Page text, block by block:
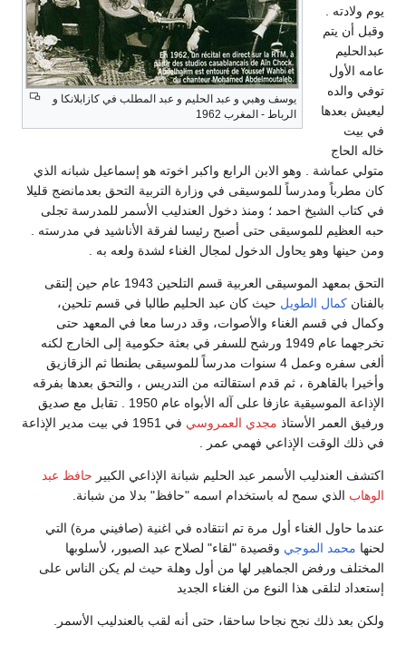
يوسف وهبي و عبد الحليم و عبد المطلب في كازابلانكا و
الرباط - المغرب 1962
يوم ولادته .
وقبل أن يتم
عبدالحليم
عامه الأول
توفي والده
ليعيش بعدها
في بيت
خاله الحاج
متولي عماشة . وهو الابن الرابع واكبر اخوته هو إسماعيل شبانه الذي
كان مطرباً ومدرساً للموسيقى في وزارة التربية التحق بعدمانضج قليلا
في كتاب الشيخ احمد ؛ ومنذ دخول العندليب الأسمر للمدرسة تجلى
حبه العظيم للموسيقى حتى أصبح رئيسا لفرقة الأناشيد في مدرسته .
ومن حينها وهو يحاول الدخول لمجال الغناء لشدة ولعه به .
التحق بمعهد الموسيقى العربية قسم التلحين 1943 عام حين إلتقى
بالفنان كمال الطويل حيث كان عبد الحليم طالبا في قسم تلحين،
وكمال في قسم الغناء والأصوات، وقد درسا معا في المعهد حتى
تخرجهما عام 1949 ورشح للسفر في بعثة حكومية إلى الخارج لكنه
ألغى سفره وعمل 4 سنوات مدرساً للموسيقى بطنطا ثم الزقازيق
وأخيرا بالقاهرة ، ثم قدم استقالته من التدريس ، والتحق بعدها بفرقه
الإذاعة الموسيقية عازفا على آله الأبواه عام 1950 . تقابل مع صديق
ورفيق العمر الأستاذ مجدي العمروسي
في 1951 في بيت مدير الإذاعة
في ذلك الوقت الإذاعي فهمي عمر .
اكتشف العندليب الأسمر عبد الحليم شبانة الإذاعي الكبير حافظ عبد
الوهاب الذي سمح له باستخدام اسمه "حافظ" بدلا من شبانة.
عندما حاول الغناء أول مرة تم انتقاده في اغنية (صافيني مرة) التي
لحنها محمد الموجي وقصيدة "لقاء" لصلاح عبد الصبور، لأسلوبها
المختلف ورفض الجماهير لها من أول وهلة حيث لم يكن الناس على
إستعداد لتلقى هذا النوع من الغناء الجديد
ولكن بعد ذلك نجح نجاحا ساحقا، حتى أنه لقب بالعندليب الأسمر.